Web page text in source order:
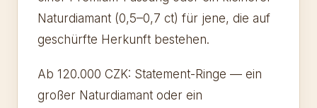
Naturdiamant (0,5–0,7 ct) für jene, die auf
geschürfte Herkunft bestehen.
Ab 120.000 CZK: Statement-Ringe — ein
großer Naturdiamant oder ein